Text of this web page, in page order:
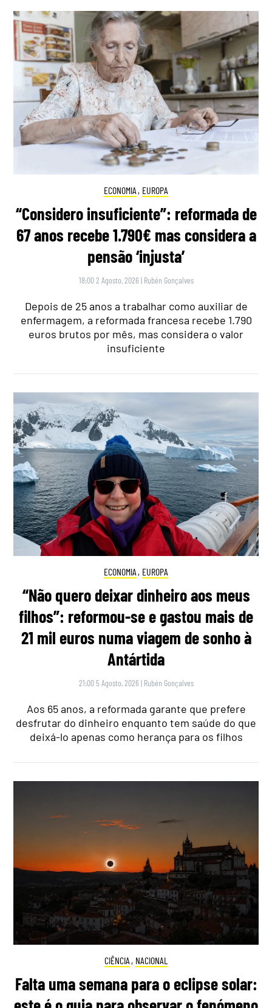
ECONOMIA , EUROPA
“Considero insuficiente”: reformada de
67 anos recebe 1.790€ mas considera a
pensão ‘injusta’
18:00 2 Agosto, 2026 | Rubén Gonçalves
Depois de 25 anos a trabalhar como auxiliar de
enfermagem, a reformada francesa recebe 1.790
euros brutos por mês, mas considera o valor
insuficiente
ECONOMIA , EUROPA
“Não quero deixar dinheiro aos meus
filhos”: reformou-se e gastou mais de
21 mil euros numa viagem de sonho à
Antártida
21:00 5 Agosto, 2026 | Rubén Gonçalves
Aos 65 anos, a reformada garante que prefere
desfrutar do dinheiro enquanto tem saúde do que
deixá-lo apenas como herança para os filhos
CIÊNCIA , NACIONAL
Falta uma semana para o eclipse solar: